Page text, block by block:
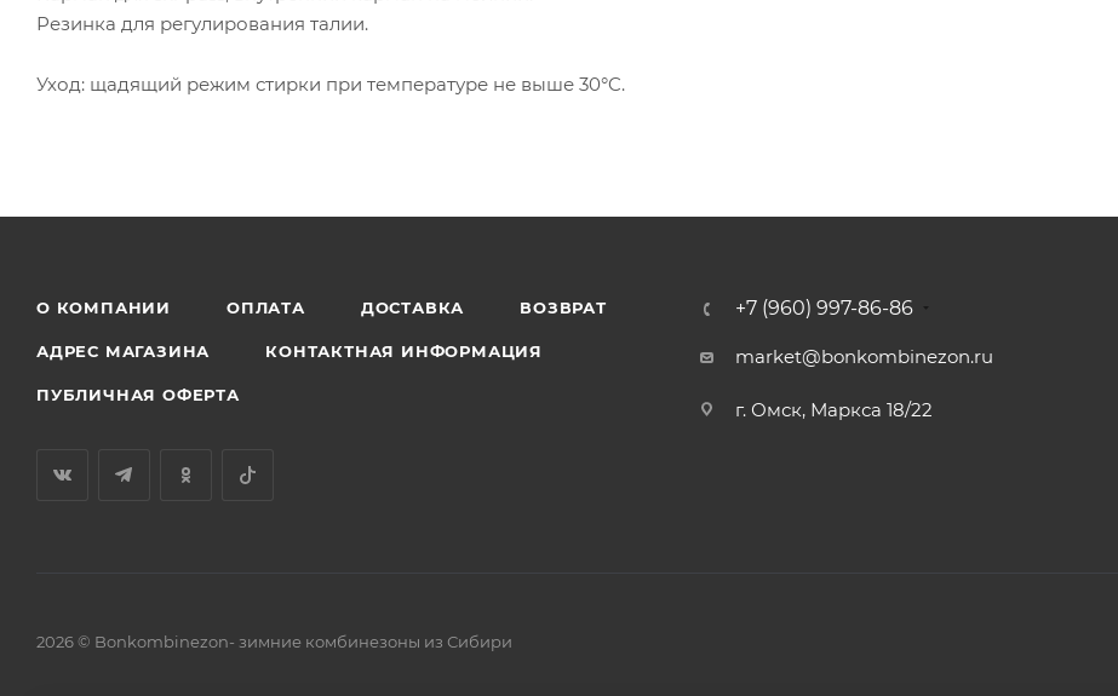
Резинка для регулирования талии.
Уход: щадящий режим стирки при температуре не выше 30°C.
О КОМПАНИИ ОПЛАТА ДОСТАВКА ВОЗВРАТ
АДРЕС МАГАЗИНА КОНТАКТНАЯ ИНФОРМАЦИЯ
ПУБЛИЧНАЯ ОФЕРТА
+7 (960) 997-86-86
market@bonkombinezon.ru
г. Омск, Маркса 18/22
2026 © Bonkombinezon- зимние комбинезоны из Сибири